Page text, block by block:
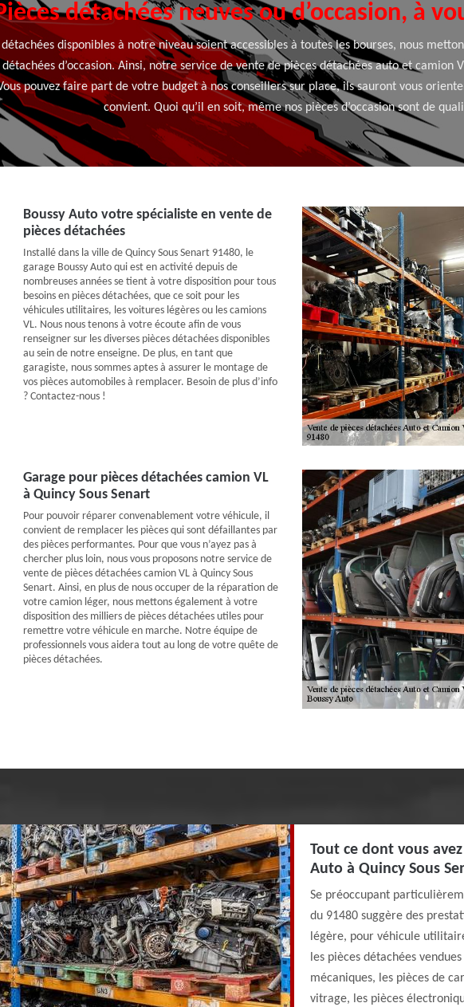
détachées neuves ou d’occasion, à
disponibles à notre niveau soient accessibles à toutes les bourses, nous
d’occasion. Ainsi, notre service de vente de pièces détachées auto et camion
pouvez faire part de votre budget à nos conseillers sur place, ils sauront vous
convient. Quoi qu’il en soit, même nos pièces d’occasion sont de
Boussy Auto votre spécialiste en vente de
pièces détachées
Installé dans la ville de Quincy Sous Senart 91480, le
garage Boussy Auto qui est en activité depuis de
nombreuses années se tient à votre disposition pour tous
besoins en pièces détachées, que ce soit pour les
véhicules utilitaires, les voitures légères ou les camions
VL. Nous nous tenons à votre écoute afin de vous
renseigner sur les diverses pièces détachées disponibles
au sein de notre enseigne. De plus, en tant que
garagiste, nous sommes aptes à assurer le montage de
vos pièces automobiles à remplacer. Besoin de plus d’info
? Contactez-nous !
Garage pour pièces détachées camion VL
à Quincy Sous Senart
Pour pouvoir réparer convenablement votre véhicule, il
convient de remplacer les pièces qui sont défaillantes par
des pièces performantes. Pour que vous n’ayez pas à
chercher plus loin, nous vous proposons notre service de
vente de pièces détachées camion VL à Quincy Sous
Senart. Ainsi, en plus de nous occuper de la réparation de
votre camion léger, nous mettons également à votre
disposition des milliers de pièces détachées utiles pour
remettre votre véhicule en marche. Notre équipe de
professionnels vous aidera tout au long de votre quête de
pièces détachées.
Tout ce dont vous
Auto à Quincy Sous
Se préoccupant
du 91480 suggère des
légère, pour véhicule
les pièces détachées
mécaniques, les pièces de
vitrage, les pièces